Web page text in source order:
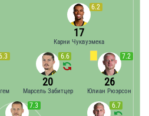
7.3 6.7
6.6
20
Марсель Забитцер
7.2
26
Юлиан Рюэрсон
6.2
17
Карни Чуквуэмека